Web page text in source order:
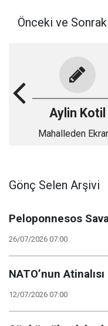
Önceki ve
Aylin Kotil
Mahalleden
Gönç Selen Arşivi
Peloponnesos
26/07/2026 07:00
NATO’nun Atinalısı
12/07/2026 07:00